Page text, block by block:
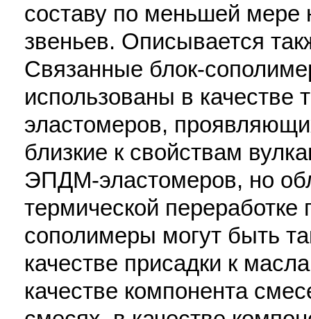
составу по меньшей мере
звеньев. Описывается
Связанные блок-
использованы в качестве
эластомеров,
близкие к свойствам
ЭПДМ-эластомеров, но
термической переработке
сополимеры могут быть
качестве присадки к
качестве компонента